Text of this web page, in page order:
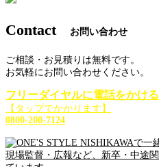
Contact お問い合わせ
ご相談・お見積りは無料です。
お気軽にお問い合わせください。
フリーダイヤルに電話をかける
【タップでかかります】
0800-200-7124